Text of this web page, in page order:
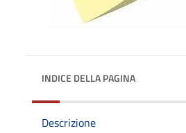
INDICE DELLA PAGINA
Descrizione